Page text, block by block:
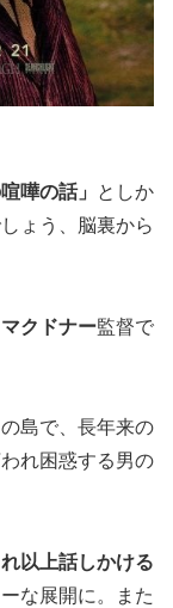
嘩の話」
としか
ょう、脳裏から
クドナー監督で
島で、長年来の
れ困惑する男の
れ以上話しかける
な展開に。また